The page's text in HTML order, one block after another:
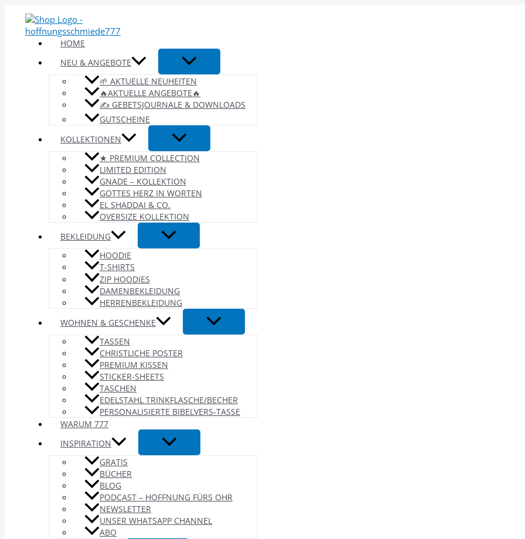
Inhalt
springen
HOME
NEU & ANGEBOTE
🌱 AKTUELLE NEUHEITEN
🔥AKTUELLE ANGEBOTE🔥
✍️ GEBETSJOURNALE & DOWNLOADS
GUTSCHEINE
KOLLEKTIONEN
★ PREMIUM COLLECTION
LIMITED EDITION
GNADE – KOLLEKTION
GOTTES HERZ IN WORTEN
EL SHADDAI & CO.
OVERSIZE KOLLEKTION
BEKLEIDUNG
HOODIE
T-SHIRTS
ZIP HOODIES
DAMENBEKLEIDUNG
HERRENBEKLEIDUNG
WOHNEN & GESCHENKE
TASSEN
CHRISTLICHE POSTER
PREMIUM KISSEN
STICKER-SHEETS
TASCHEN
EDELSTAHL TRINKFLASCHE/BECHER
PERSONALISIERTE BIBELVERS-TASSE
WARUM 777
INSPIRATION
GRATIS
BÜCHER
BLOG
PODCAST – HOFFNUNG FÜRS OHR
NEWSLETTER
UNSER WHATSAPP CHANNEL
ABO